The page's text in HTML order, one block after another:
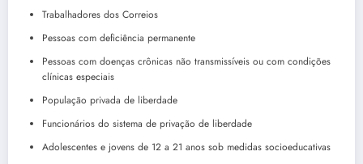
Trabalhadores dos Correios
Pessoas com deficiência permanente
Pessoas com doenças crônicas não transmissíveis ou com condições
clínicas especiais
População privada de liberdade
Funcionários do sistema de privação de liberdade
Adolescentes e jovens de 12 a 21 anos sob medidas socioeducativas